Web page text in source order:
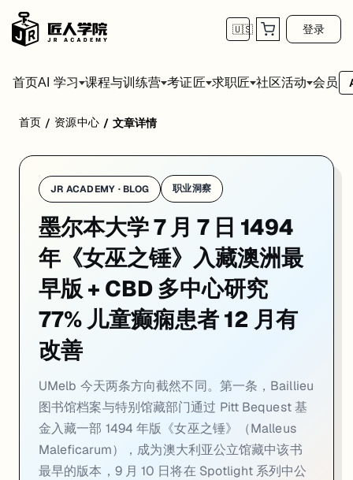
🇺🇸 登录
首页AI 学习 课程与训练营 考证匠 求职匠 社区活动 会员
学校：墨尔本大学 / University of Melbourne
UMelb 今天两条方向截然不同。第一条，Baillieu 图书馆档案与特别
01. 1494 年版《女巫之锤》入藏 UMelb
：University of Melbourne 档案与特别馆藏近日入藏一部
University of Melbourne 档案与特别馆藏（Archives and Special
《女巫之锤》由多明我会神学家、异端审判官 Heinrich Kramer 于
该书将于 9 月 10 日在档案与特别馆藏的「Spotlight 系列」项目中公
来源： UMelb Newsroom · 2026-07
：University of Melbourne 与皇家儿童医院等四机构联合研究，
University of Melbourne、皇家儿童医院（The Royal Children's
在常规用药基础上，患儿接受高纯 CBD 口服治疗，剂量范围为每日 5
首页 / 资源中心 / 文章详情
JR ACADEMY · BLOG 职业洞察
墨尔本大学 7 月 7 日 1494
年《女巫之锤》入藏澳洲最
早版 + CBD 多中心研究
77% 儿童癫痫患者 12 月有
改善
UMelb 今天两条方向截然不同。第一条，Baillieu
图书馆档案与特别馆藏部门通过 Pitt Bequest 基
金入藏一部 1494 年版《女巫之锤》（Malleus
Maleficarum），成为澳大利亚公立馆藏中该书
最早的版本，9 月 10 日将在 Spotlight 系列中公